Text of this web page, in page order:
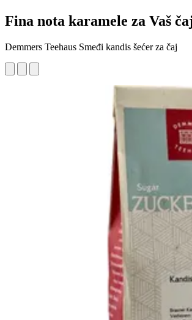
Fina nota karamele za Vaš
Demmers Teehaus Smeđi kandis šećer za čaj